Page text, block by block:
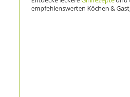
empfehlenswerten Köchen &